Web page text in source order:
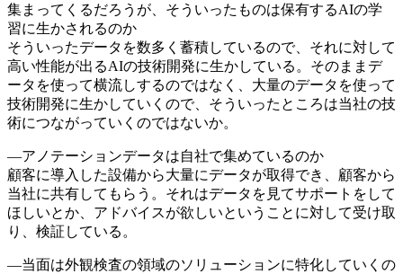
集まってくるだろうが、そういったものは保有するAIの学
習に生かされるのか
そういったデータを数多く蓄積しているので、それに対して
高い性能が出るAIの技術開発に生かしている。そのままデ
ータを使って横流しするのではなく、大量のデータを使って
技術開発に生かしていくので、そういったところは当社の技
術につながっていくのではないか。
―アノテーションデータは自社で集めているのか
顧客に導入した設備から大量にデータが取得でき、顧客から
当社に共有してもらう。それはデータを見てサポートをして
ほしいとか、アドバイスが欲しいということに対して受け取
り、検証している。
―当面は外観検査の領域のソリューションに特化していくの